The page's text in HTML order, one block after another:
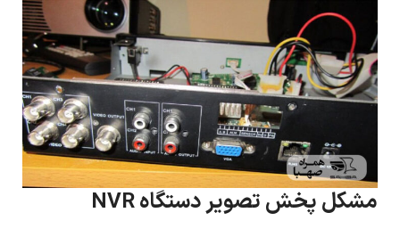
مشکل پخش تصویر دستگاه NVR